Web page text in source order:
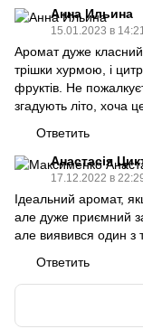
Анна Ильина
15.01.2023 в 14:21
Аромат дуже
трішки хурмою, і
фруктів. Не
згадують літо, хоча
Ответить
Анастасія
17.12.2022 в
Ідеальний аромат,
але дуже приємний
але виявився один з
Ответить